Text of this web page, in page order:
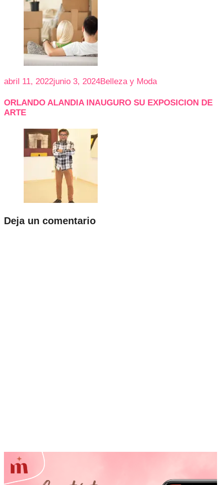
abril 11, 2022junio 3, 2024Belleza y Moda
ORLANDO ALANDIA INAUGURO SU EXPOSICION DE
ARTE
Deja un comentario